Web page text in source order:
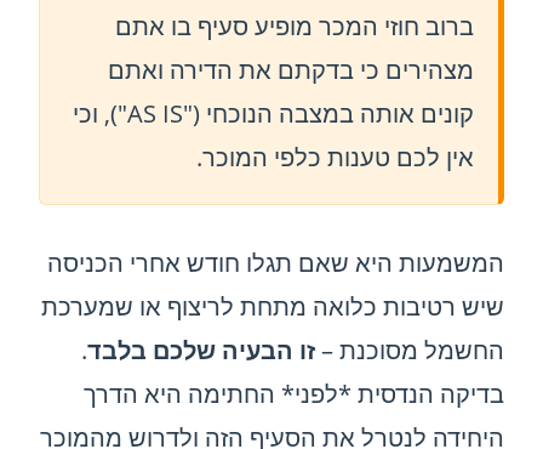
ברוב חוזי המכר מופיע סעיף בו אתם
מצהירים כי בדקתם את הדירה ואתם
קונים אותה במצבה הנוכחי ("AS IS"), וכי
אין לכם טענות כלפי המוכר.
המשמעות היא שאם תגלו חודש אחרי הכניסה
שיש רטיבות כלואה מתחת לריצוף או שמערכת
החשמל מסוכנת –זו הבעיה שלכם בלבד.
בדיקה הנדסית *לפני* החתימה היא הדרך
היחידה לנטרל את הסעיף הזה ולדרוש מהמוכר